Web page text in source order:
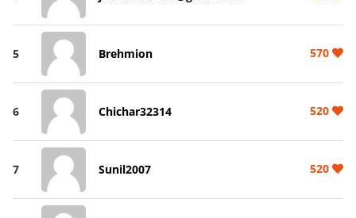
5 Brehmion 570
6 Chichar32314 520
7 Sunil2007 520